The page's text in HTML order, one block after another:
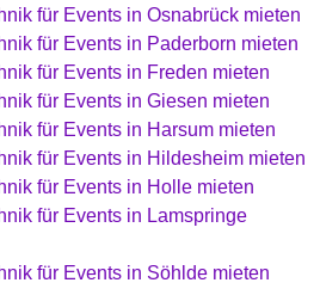
für Events in Osnabrück mieten
für Events in Paderborn mieten
für Events in Freden mieten
für Events in Giesen mieten
für Events in Harsum mieten
für Events in Hildesheim mieten
für Events in Holle mieten
für Events in Lamspringe
für Events in Söhlde mieten